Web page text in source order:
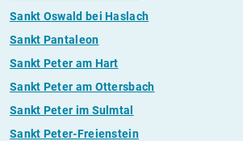
Sankt Oswald bei Haslach
Sankt Pantaleon
Sankt Peter am Hart
Sankt Peter am Ottersbach
Sankt Peter im Sulmtal
Sankt Peter-Freienstein